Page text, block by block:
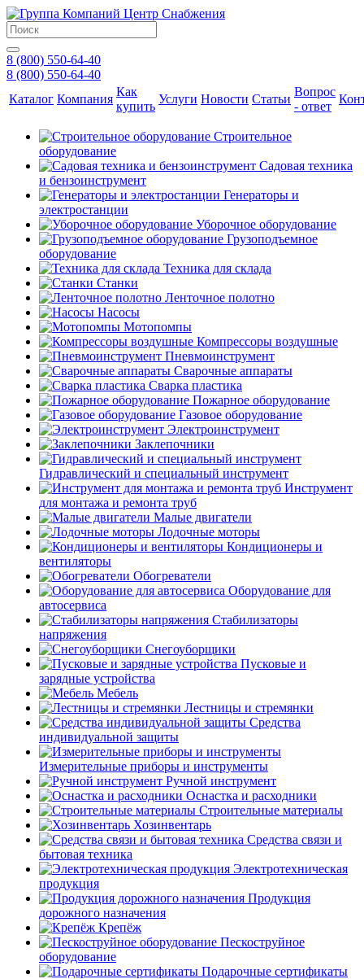
8 (800) 550-64-40
8 (800) 550-64-40
Каталог Компания
Как
купить
Услуги Новости Статьи
Вопрос
- ответ
Строительное
оборудование
Садовая техника
и бензоинструмент
Генераторы и
электростанции
Уборочное оборудование
Грузоподъемное
оборудование
Техника для склада
Станки
Ленточное полотно
Насосы
Мотопомпы
Компрессоры воздушные
Пневмоинструмент
Сварочные аппараты
Сварка пластика
Пожарное оборудование
Газовое оборудование
Электроинструмент
Заклепочники
Гидравлический и специальный инструмент
Инструмент
для монтажа и ремонта труб
Малые двигатели
Лодочные моторы
Кондиционеры и
вентиляторы
Обогреватели
Оборудование для
автосервиса
Стабилизаторы
напряжения
Снегоуборщики
Пусковые и
зарядные устройства
Мебель
Лестницы и стремянки
Средства
индивидуальной защиты
Измерительные приборы и инструменты
Ручной инструмент
Оснастка и расходники
Строительные материалы
Хозинвентарь
Средства связи и
бытовая техника
Электротехническая
продукция
Продукция
дорожного назначения
Крепёж
Пескоструйное
оборудование
Подарочные сертификаты